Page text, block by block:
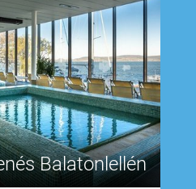
Balatonlellén